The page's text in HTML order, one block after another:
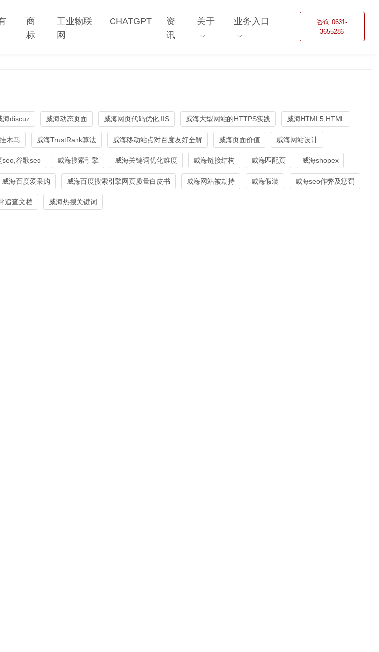
商
标
工业物联
网
CHATGPT
资
讯
关于 业务入口
咨询 0631-
3655286
海discuz 威海动态页面 威海网页代码优化,IIS 威海大型网站的HTTPS实践 威海HTML5,HTML
木马 威海TrustRank算法 威海移动站点对百度友好全解 威海页面价值 威海网站设计
seo,谷歌seo 威海搜索引擎 威海关键词优化难度 威海链接结构 威海匹配页 威海shopex
威海百度爱采购 威海百度搜索引擎网页质量白皮书 威海网站被劫持 威海假装 威海seo作弊及惩罚
追查文档 威海热搜关键词